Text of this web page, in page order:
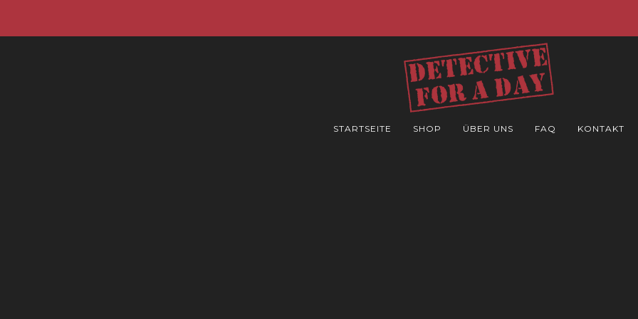
STARTSEITE SHOP ÜBER UNS FAQ KONTAKT